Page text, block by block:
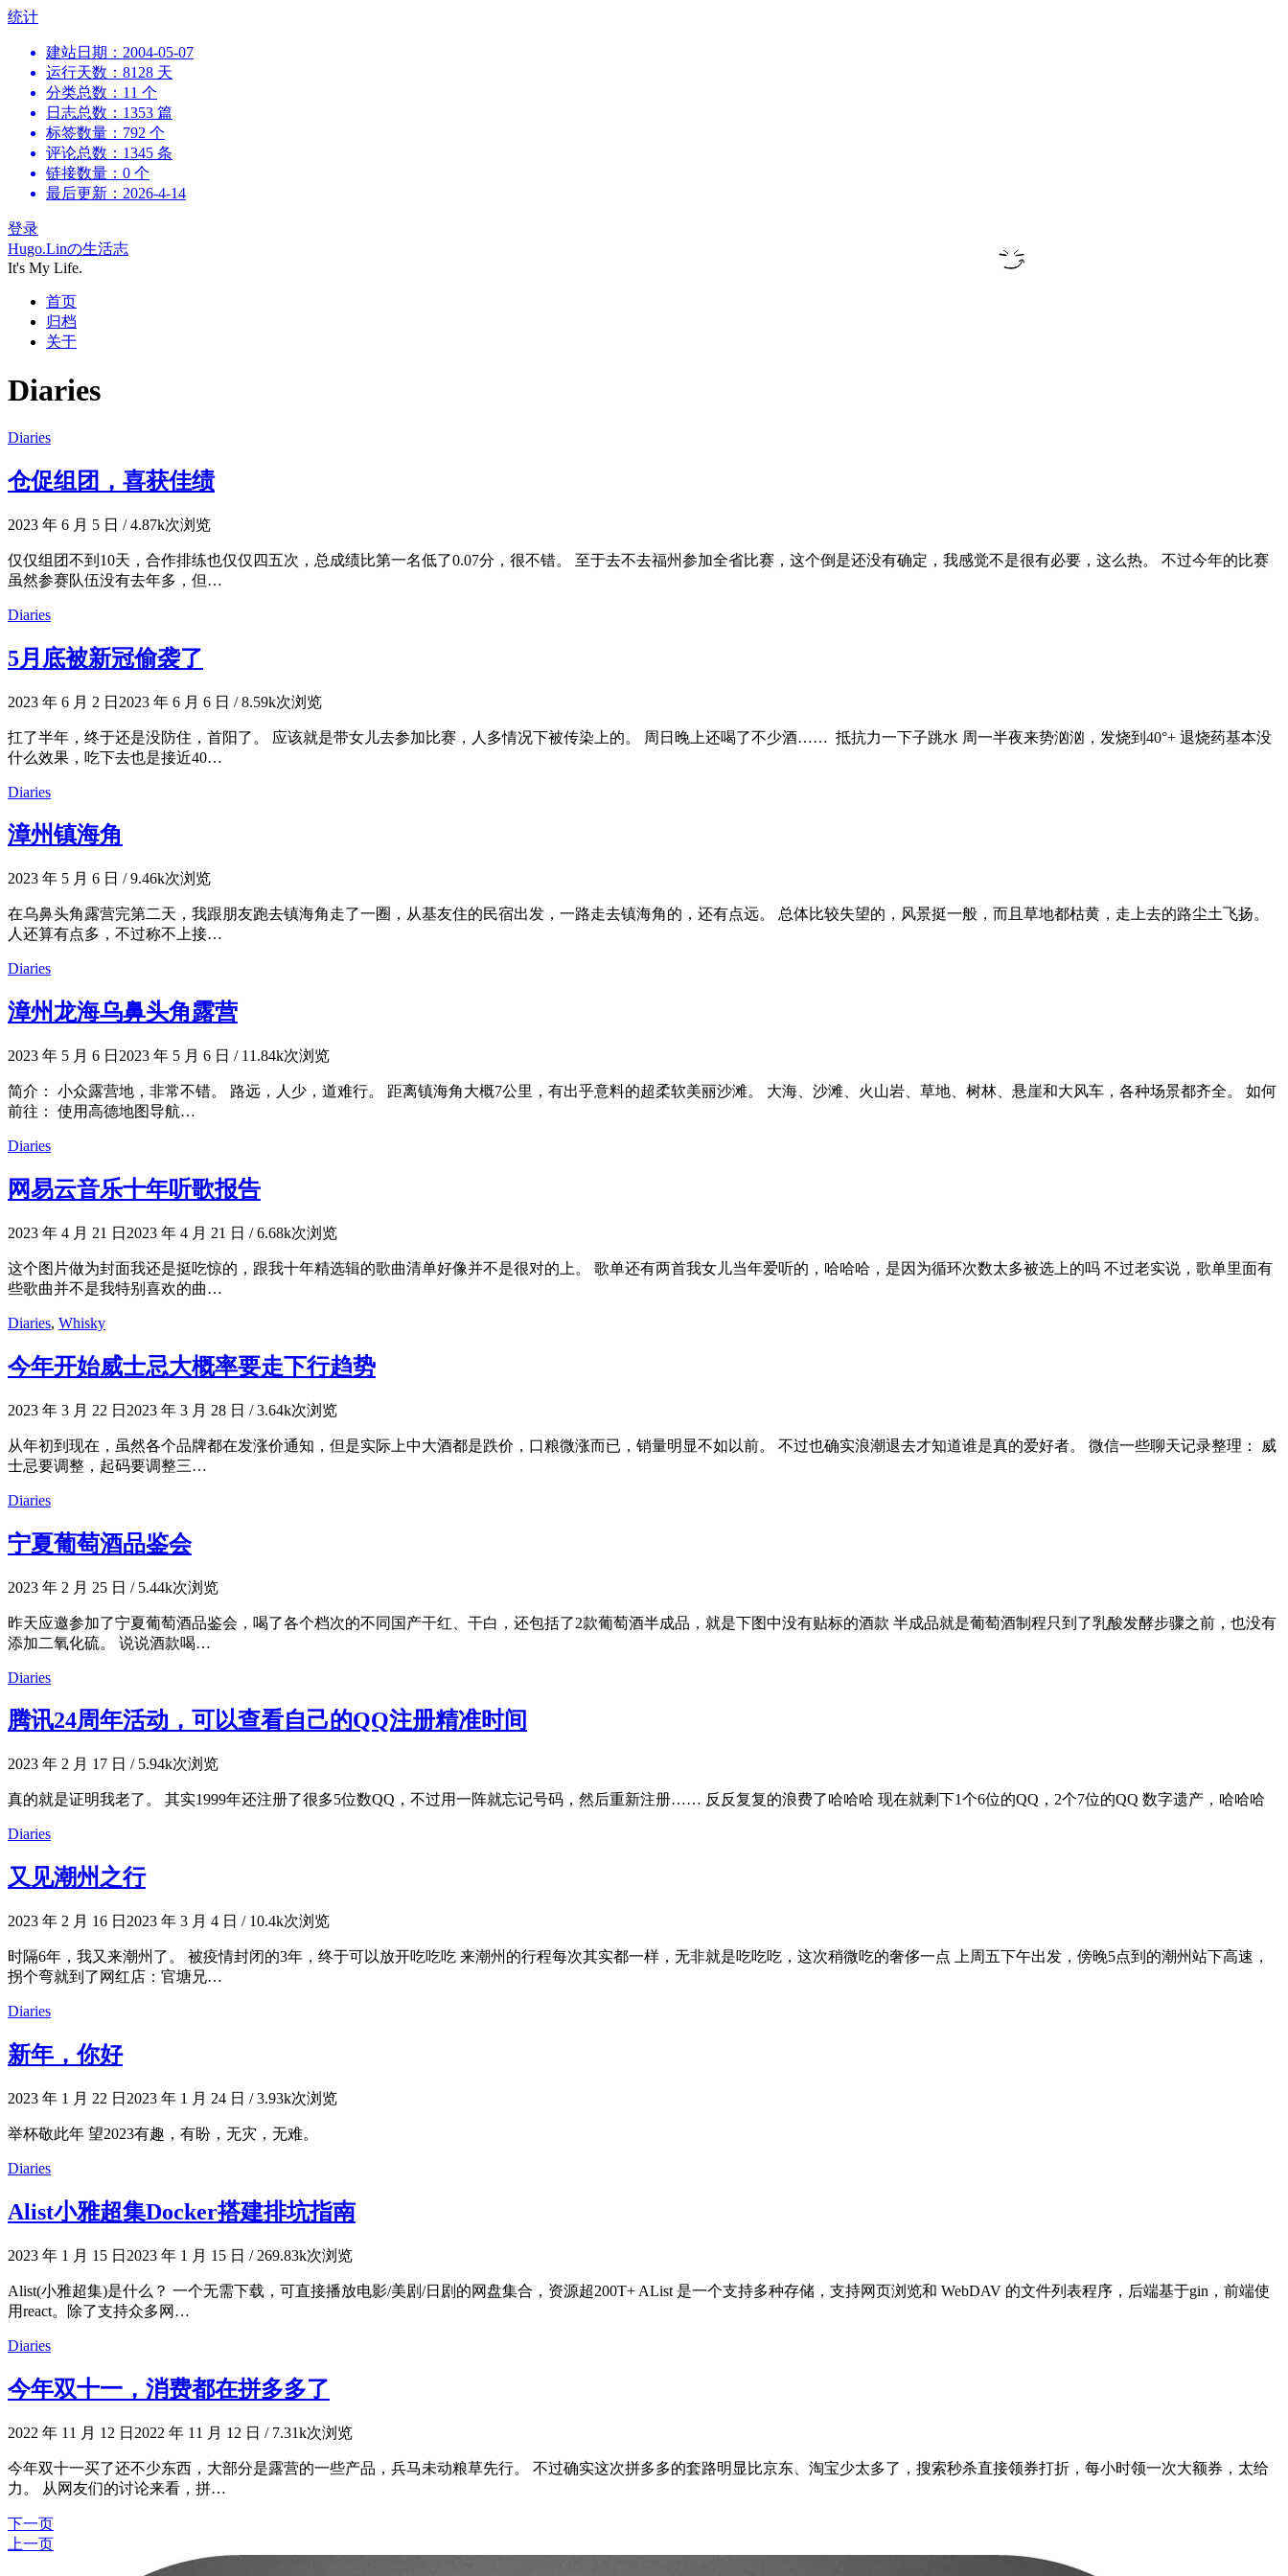
跳
统计
建站日期：2004-05-07
运行天数：8128 天
分类总数：11 个
日志总数：1353 篇
标签数量：792 个
评论总数：1345 条
链接数量：0 个
最后更新：2026-4-14
登录
Hugo.Linの生活志
It's My Life.
首页
归档
关于
Diaries
Diaries
仓促组团，喜获佳绩
2023 年 6 月 5 日 /4.87k次浏览
仅仅组团不到10天，合作排练也仅仅四五次，总成绩比第一名低了0.07分，很不错。 至于去不去福州参加全省比赛，这个倒是还没有确定，我感觉不是很有必要，这么热。 不过今年的比赛
虽然参赛队伍没有去年多，但…
Diaries
5月底被新冠偷袭了
2023 年 6 月 2 日 2023 年 6 月 6 日 /8.59k次浏览
扛了半年，终于还是没防住，首阳了。 应该就是带女儿去参加比赛，人多情况下被传染上的。 周日晚上还喝了不少酒…… 抵抗力一下子跳水 周一半夜来势汹汹，发烧到40°+ 退烧药基本没
什么效果，吃下去也是接近40…
Diaries
漳州镇海角
2023 年 5 月 6 日 /9.46k次浏览
在乌鼻头角露营完第二天，我跟朋友跑去镇海角走了一圈，从基友住的民宿出发，一路走去镇海角的，还有点远。 总体比较失望的，风景挺一般，而且草地都枯黄，走上去的路尘土飞扬。
人还算有点多，不过称不上接…
Diaries
漳州龙海乌鼻头角露营
2023 年 5 月 6 日 2023 年 5 月 6 日 /11.84k次浏览
简介： 小众露营地，非常不错。 路远，人少，道难行。 距离镇海角大概7公里，有出乎意料的超柔软美丽沙滩。 大海、沙滩、火山岩、草地、树林、悬崖和大风车，各种场景都齐全。 如何
前往： 使用高德地图导航…
Diaries
网易云音乐十年听歌报告
2023 年 4 月 21 日 2023 年 4 月 21 日 /6.68k次浏览
这个图片做为封面我还是挺吃惊的，跟我十年精选辑的歌曲清单好像并不是很对的上。 歌单还有两首我女儿当年爱听的，哈哈哈，是因为循环次数太多被选上的吗 不过老实说，歌单里面有
些歌曲并不是我特别喜欢的曲…
Diaries, Whisky
今年开始威士忌大概率要走下行趋势
2023 年 3 月 22 日 2023 年 3 月 28 日 /3.64k次浏览
从年初到现在，虽然各个品牌都在发涨价通知，但是实际上中大酒都是跌价，口粮微涨而已，销量明显不如以前。 不过也确实浪潮退去才知道谁是真的爱好者。 微信一些聊天记录整理： 威
士忌要调整，起码要调整三…
Diaries
宁夏葡萄酒品鉴会
2023 年 2 月 25 日 /5.44k次浏览
昨天应邀参加了宁夏葡萄酒品鉴会，喝了各个档次的不同国产干红、干白，还包括了2款葡萄酒半成品，就是下图中没有贴标的酒款 半成品就是葡萄酒制程只到了乳酸发酵步骤之前，也没有
添加二氧化硫。 说说酒款喝…
Diaries
腾讯24周年活动，可以查看自己的QQ注册精准时间
2023 年 2 月 17 日 /5.94k次浏览
真的就是证明我老了。 其实1999年还注册了很多5位数QQ，不过用一阵就忘记号码，然后重新注册…… 反反复复的浪费了哈哈哈 现在就剩下1个6位的QQ，2个7位的QQ 数字遗产，哈哈哈
Diaries
又见潮州之行
2023 年 2 月 16 日 2023 年 3 月 4 日 /10.4k次浏览
时隔6年，我又来潮州了。 被疫情封闭的3年，终于可以放开吃吃吃 来潮州的行程每次其实都一样，无非就是吃吃吃，这次稍微吃的奢侈一点 上周五下午出发，傍晚5点到的潮州站下高速，
拐个弯就到了网红店：官塘兄…
Diaries
新年，你好
2023 年 1 月 22 日 2023 年 1 月 24 日 /3.93k次浏览
举杯敬此年 望2023有趣，有盼，无灾，无难。
Diaries
Alist小雅超集Docker搭建排坑指南
2023 年 1 月 15 日 2023 年 1 月 15 日 /269.83k次浏览
Alist(小雅超集)是什么？ 一个无需下载，可直接播放电影/美剧/日剧的网盘集合，资源超200T+ AList 是一个支持多种存储，支持网页浏览和 WebDAV 的文件列表程序，后端基于gin，前端使
用react。除了支持众多网…
Diaries
今年双十一，消费都在拼多多了
2022 年 11 月 12 日 2022 年 11 月 12 日 /7.31k次浏览
今年双十一买了还不少东西，大部分是露营的一些产品，兵马未动粮草先行。 不过确实这次拼多多的套路明显比京东、淘宝少太多了，搜索秒杀直接领券打折，每小时领一次大额券，太给
力。 从网友们的讨论来看，拼…
文
章
下一页
上一页